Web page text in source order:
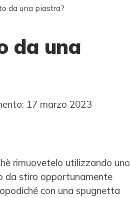
da una piastra?
da una
17 marzo 2023
rimuovetelo utilizzando uno
da stiro opportunamente
con una spugnetta